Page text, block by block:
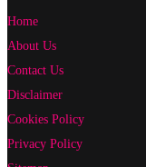
Home
About Us
Contact Us
Disclaimer
Cookies Policy
Privacy Policy